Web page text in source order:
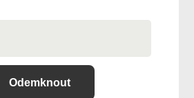
Odemknout